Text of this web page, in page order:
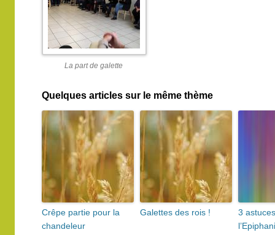
La part de galette
Quelques articles sur le même thème
Crêpe partie pour la
chandeleur
Galettes des rois !
3